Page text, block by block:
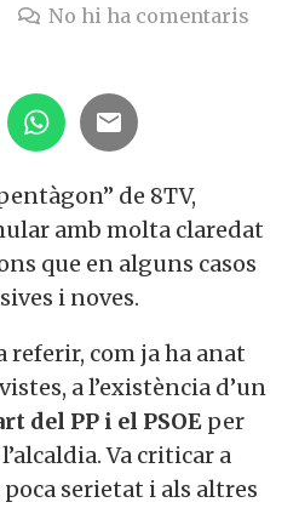
No hi ha comentaris
de 8TV,
amb molta claredat
que en alguns casos
i noves.
referir, com ja ha anat
a l’existència d’un
del PP i el PSOE per
Va criticar a
serietat i als altres